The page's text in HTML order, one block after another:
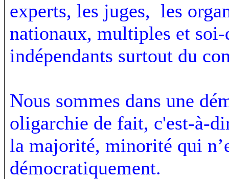
experts, les juges, les
nationaux, multiples et soi-
indépendants surtout du
Nous sommes dans une
oligarchie de fait, c'est-à-
la majorité, minorité qui
démocratiquement.